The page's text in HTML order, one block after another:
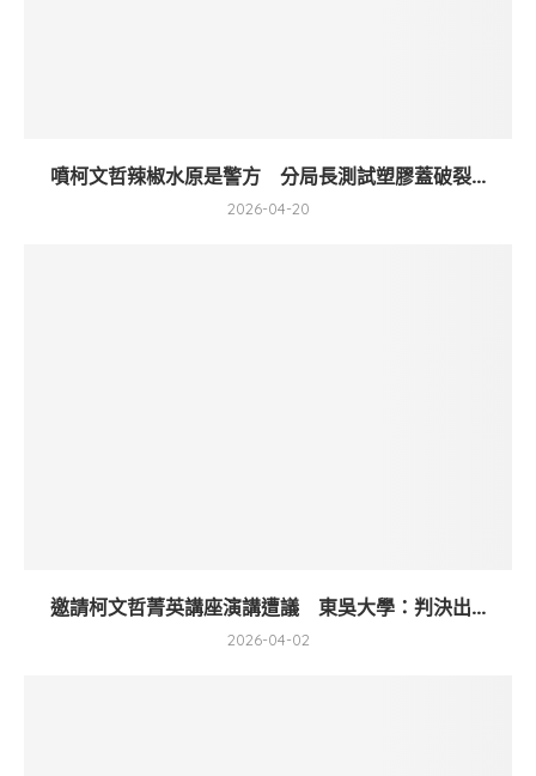
噴柯文哲辣椒水原是警方 分局長測試塑膠蓋破裂...
2026-04-20
邀請柯文哲菁英講座演講遭議 東吳大學：判決出...
2026-04-02